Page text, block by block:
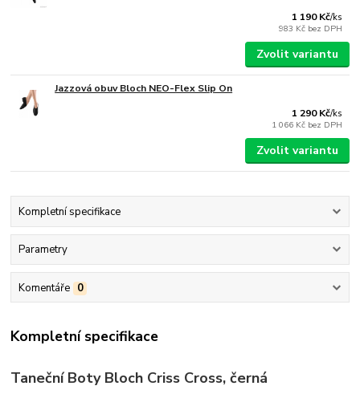
1 190 Kč/ks
983 Kč bez DPH
Zvolit variantu
Jazzová obuv Bloch NEO-Flex Slip On
1 290 Kč/ks
1 066 Kč bez DPH
Zvolit variantu
Kompletní specifikace
Parametry
Komentáře 0
Kompletní specifikace
Taneční Boty Bloch Criss Cross, černá